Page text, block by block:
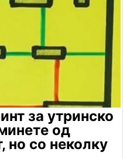
за утринско
од
но со неколку